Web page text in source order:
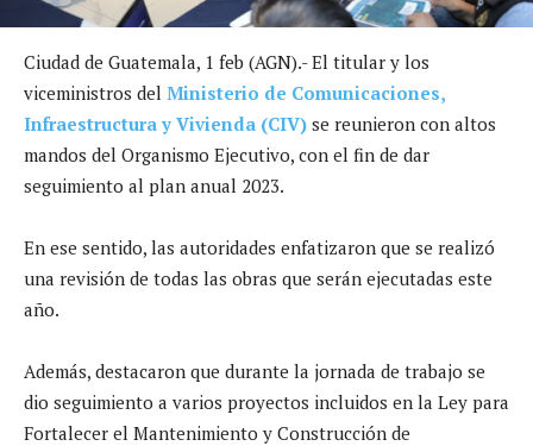
Ciudad de Guatemala, 1 feb (AGN).- El titular y los
viceministros del Ministerio de Comunicaciones,
Infraestructura y Vivienda (CIV) se reunieron con altos
mandos del Organismo Ejecutivo, con el fin de dar
seguimiento al plan anual 2023.
En ese sentido, las autoridades enfatizaron que se realizó
una revisión de todas las obras que serán ejecutadas este
año.
Además, destacaron que durante la jornada de trabajo se
dio seguimiento a varios proyectos incluidos en la Ley para
Fortalecer el Mantenimiento y Construcción de